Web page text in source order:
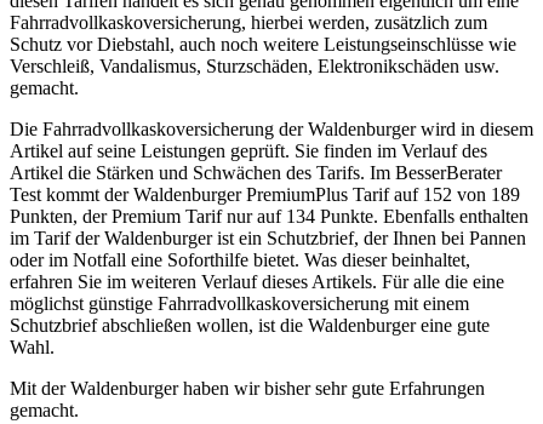
Fahrradvollkaskoversicherung, hierbei werden, zusätzlich zum
Schutz vor Diebstahl, auch noch weitere Leistungseinschlüsse wie
Verschleiß, Vandalismus, Sturzschäden, Elektronikschäden usw.
gemacht.
Die Fahrradvollkaskoversicherung der Waldenburger wird in diesem
Artikel auf seine Leistungen geprüft. Sie finden im Verlauf des
Artikel die Stärken und Schwächen des Tarifs. Im BesserBerater
Test kommt der Waldenburger PremiumPlus Tarif auf 152 von 189
Punkten, der Premium Tarif nur auf 134 Punkte. Ebenfalls enthalten
im Tarif der Waldenburger ist ein Schutzbrief, der Ihnen bei Pannen
oder im Notfall eine Soforthilfe bietet. Was dieser beinhaltet,
erfahren Sie im weiteren Verlauf dieses Artikels. Für alle die eine
möglichst günstige Fahrradvollkaskoversicherung mit einem
Schutzbrief abschließen wollen, ist die Waldenburger eine gute
Wahl.
Mit der Waldenburger haben wir bisher sehr gute Erfahrungen
gemacht.